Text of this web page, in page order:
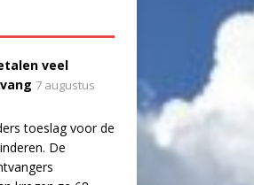
veel
7 augustus
toeslag voor de
De